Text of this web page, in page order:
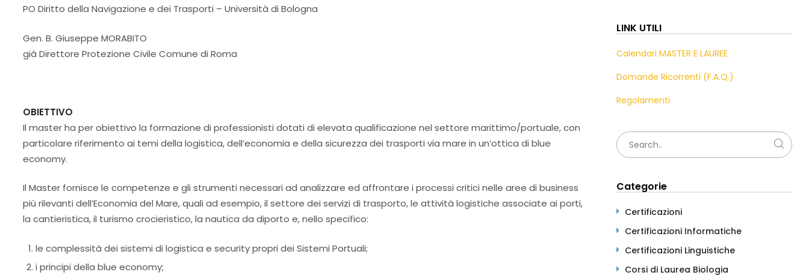
PO Diritto della Navigazione e dei Trasporti – Università di Bologna
Gen. B. Giuseppe MORABITO
già Direttore Protezione Civile Comune di Roma
OBIETTIVO
Il master ha per obiettivo la formazione di professionisti dotati di elevata qualificazione nel settore marittimo/portuale, con
particolare riferimento ai temi della logistica, dell’economia e della sicurezza dei trasporti via mare in un’ottica di blue
economy.
Il Master fornisce le competenze e gli strumenti necessari ad analizzare ed affrontare i processi critici nelle aree di business
più rilevanti dell’Economia del Mare, quali ad esempio, il settore dei servizi di trasporto, le attività logistiche associate ai porti,
la cantieristica, il turismo crocieristico, la nautica da diporto e, nello specifico:
le complessità dei sistemi di logistica e security propri dei Sistemi Portuali;
i principi della blue economy;
LINK UTILI
Calendari MASTER E LAUREE
Domande Ricorrenti (F.A.Q.)
Regolamenti
Categorie
Certificazioni
Certificazioni Informatiche
Certificazioni Linguistiche
Corsi di Laurea Biologia